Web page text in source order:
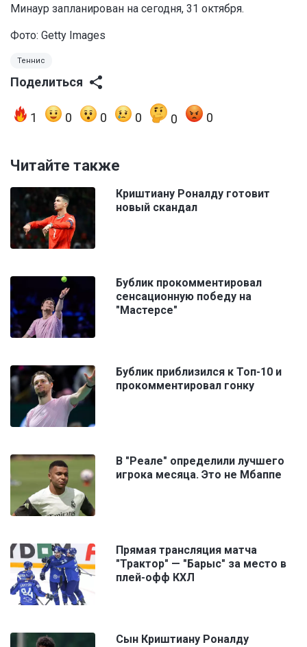
Минаур запланирован на сегодня, 31 октября.
Фото: Getty Images
Теннис
Поделиться
1 0 0 0 0 0
Читайте также
Криштиану Роналду готовит
новый скандал
Бублик прокомментировал
сенсационную победу на
"Мастерсе"
Бублик приблизился к Топ-10 и
прокомментировал гонку
В "Реале" определили лучшего
игрока месяца. Это не Мбаппе
Прямая трансляция матча
"Трактор" — "Барыс" за место в
плей-офф КХЛ
Сын Криштиану Роналду